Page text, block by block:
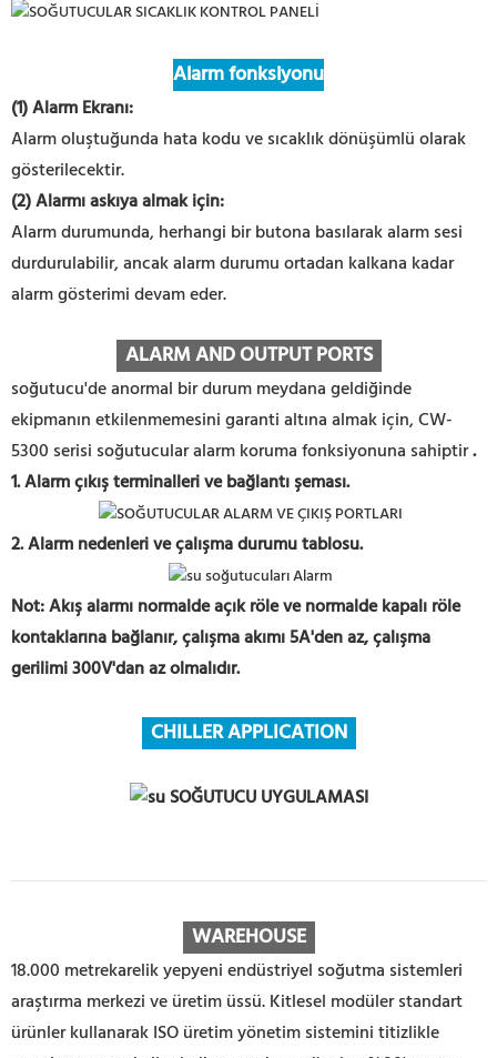
Alarm fonksiyonu
(1) Alarm Ekranı:
Alarm oluştuğunda hata kodu ve sıcaklık dönüşümlü olarak
gösterilecektir.
(2) Alarmı askıya almak için:
Alarm durumunda, herhangi bir butona basılarak alarm sesi
durdurulabilir, ancak alarm durumu ortadan kalkana kadar
alarm gösterimi devam eder.
ALARM AND OUTPUT PORTS
soğutucu'de anormal bir durum meydana geldiğinde
ekipmanın etkilenmemesini garanti altına almak için, CW-
5300 serisi soğutucular alarm koruma fonksiyonuna sahiptir.
1. Alarm çıkış terminalleri ve bağlantı şeması.
2. Alarm nedenleri ve çalışma durumu tablosu.
Not: Akış alarmı normalde açık röle ve normalde kapalı röle
kontaklarına bağlanır, çalışma akımı 5A'den az, çalışma
gerilimi 300V'dan az olmalıdır.
CHILLER APPLICATION
WAREHOUSE
18.000 metrekarelik yepyeni endüstriyel soğutma sistemleri
araştırma merkezi ve üretim üssü. Kitlesel modüler standart
ürünler kullanarak ISO üretim yönetim sistemini titizlikle